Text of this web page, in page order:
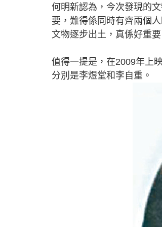
何明新認為，今次發現的
要，難得係同時有齊兩個
文物逐步出土，真係好重
值得一提是，在2009年上
分別是李煜堂和李自重。